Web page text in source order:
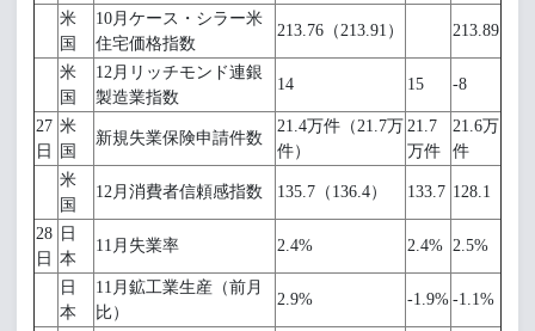
米
国
10月ケース・シラー米
住宅価格指数
213.76（213.91） 213.89
米
国
12月リッチモンド連銀
製造業指数
14 15 -8
27
日
米
国
新規失業保険申請件数
21.4万件（21.7万
件）
21.7
万件
21.6万
件
米
国
12月消費者信頼感指数 135.7（136.4） 133.7 128.1
28
日
日
本
11月失業率 2.4% 2.4% 2.5%
日
本
11月鉱工業生産（前月
比）
2.9% -1.9% -1.1%